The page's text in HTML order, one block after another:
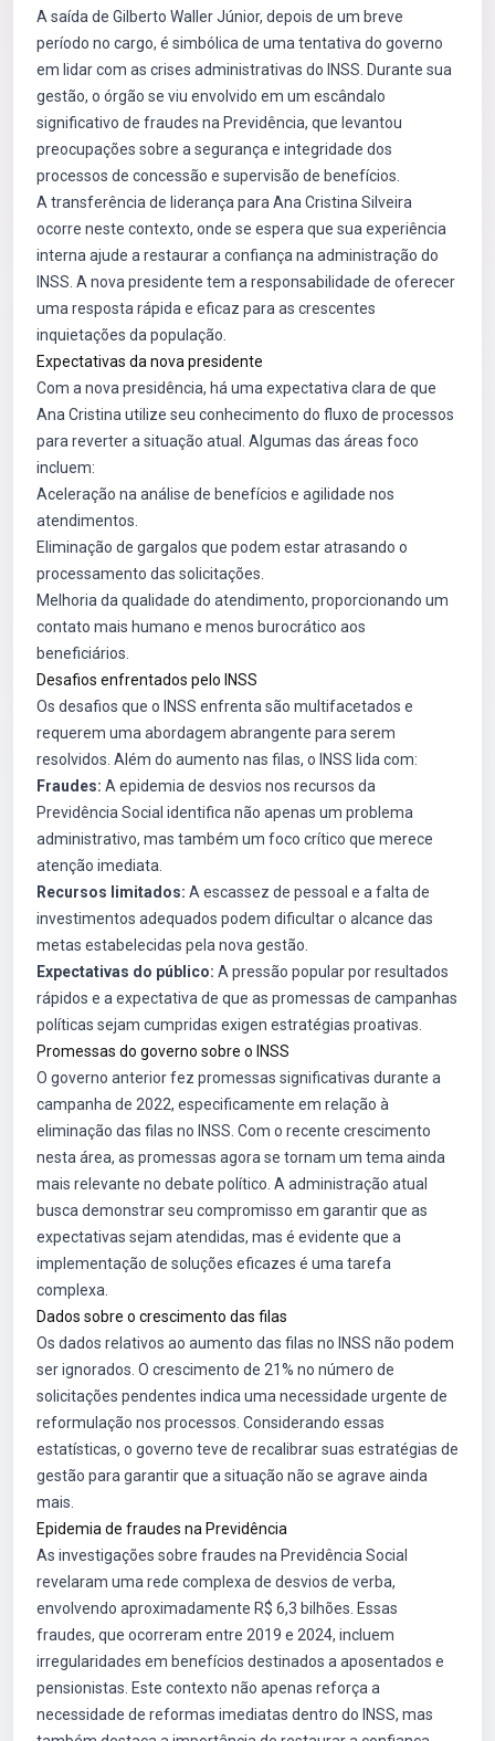
A saída de Gilberto Waller Júnior, depois de um breve
período no cargo, é simbólica de uma tentativa do governo
em lidar com as crises administrativas do INSS. Durante sua
gestão, o órgão se viu envolvido em um escândalo
significativo de fraudes na Previdência, que levantou
preocupações sobre a segurança e integridade dos
processos de concessão e supervisão de benefícios.
A transferência de liderança para Ana Cristina Silveira
ocorre neste contexto, onde se espera que sua experiência
interna ajude a restaurar a confiança na administração do
INSS. A nova presidente tem a responsabilidade de oferecer
uma resposta rápida e eficaz para as crescentes
inquietações da população.
Expectativas da nova presidente
Com a nova presidência, há uma expectativa clara de que
Ana Cristina utilize seu conhecimento do fluxo de processos
para reverter a situação atual. Algumas das áreas foco
incluem:
Aceleração na análise de benefícios e agilidade nos
atendimentos.
Eliminação de gargalos que podem estar atrasando o
processamento das solicitações.
Melhoria da qualidade do atendimento, proporcionando um
contato mais humano e menos burocrático aos
beneficiários.
Desafios enfrentados pelo INSS
Os desafios que o INSS enfrenta são multifacetados e
requerem uma abordagem abrangente para serem
resolvidos. Além do aumento nas filas, o INSS lida com:
Fraudes: A epidemia de desvios nos recursos da
Previdência Social identifica não apenas um problema
administrativo, mas também um foco crítico que merece
atenção imediata.
Recursos limitados: A escassez de pessoal e a falta de
investimentos adequados podem dificultar o alcance das
metas estabelecidas pela nova gestão.
Expectativas do público: A pressão popular por resultados
rápidos e a expectativa de que as promessas de campanhas
políticas sejam cumpridas exigen estratégias proativas.
Promessas do governo sobre o INSS
O governo anterior fez promessas significativas durante a
campanha de 2022, especificamente em relação à
eliminação das filas no INSS. Com o recente crescimento
nesta área, as promessas agora se tornam um tema ainda
mais relevante no debate político. A administração atual
busca demonstrar seu compromisso em garantir que as
expectativas sejam atendidas, mas é evidente que a
implementação de soluções eficazes é uma tarefa
complexa.
Dados sobre o crescimento das filas
Os dados relativos ao aumento das filas no INSS não podem
ser ignorados. O crescimento de 21% no número de
solicitações pendentes indica uma necessidade urgente de
reformulação nos processos. Considerando essas
estatísticas, o governo teve de recalibrar suas estratégias de
gestão para garantir que a situação não se agrave ainda
mais.
Epidemia de fraudes na Previdência
As investigações sobre fraudes na Previdência Social
revelaram uma rede complexa de desvios de verba,
envolvendo aproximadamente R$ 6,3 bilhões. Essas
fraudes, que ocorreram entre 2019 e 2024, incluem
irregularidades em benefícios destinados a aposentados e
pensionistas. Este contexto não apenas reforça a
necessidade de reformas imediatas dentro do INSS, mas